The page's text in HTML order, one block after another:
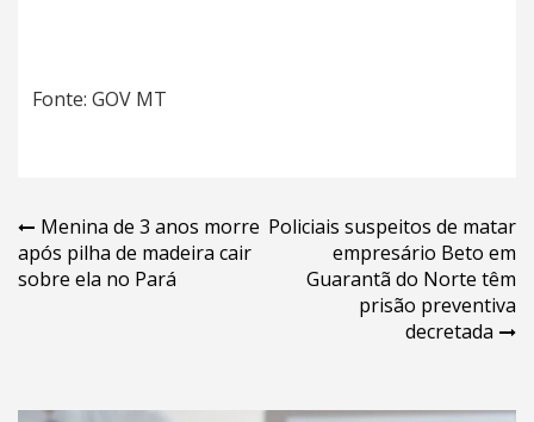
Fonte: GOV MT
Navegação
de
Menina de 3 anos morre
após pilha de madeira cair
sobre ela no Pará
Policiais suspeitos de matar
empresário Beto em
Guarantã do Norte têm
prisão preventiva
decretada